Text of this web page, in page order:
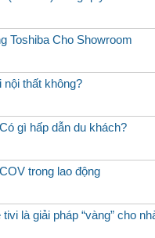
Toshiba Cho Showroom
nội thất không?
gì hấp dẫn du khách?
trong lao động
là giải pháp “vàng” cho